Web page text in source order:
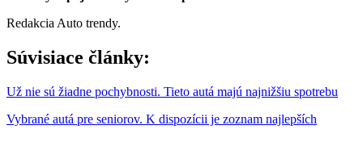
Redakcia Auto trendy.
Súvisiace články:
Už nie sú žiadne pochybnosti. Tieto autá majú najnižšiu spotrebu
Vybrané autá pre seniorov. K dispozícii je zoznam najlepších